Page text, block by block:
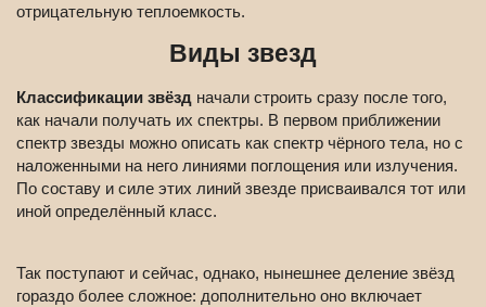
отрицательную теплоемкость.
Виды звезд
Классификации звёзд начали строить сразу после того,
как начали получать их спектры. В первом приближении
спектр звезды можно описать как спектр чёрного тела, но с
наложенными на него линиями поглощения или излучения.
По составу и силе этих линий звезде присваивался тот или
иной определённый класс.
Так поступают и сейчас, однако, нынешнее деление звёзд
гораздо более сложное: дополнительно оно включает